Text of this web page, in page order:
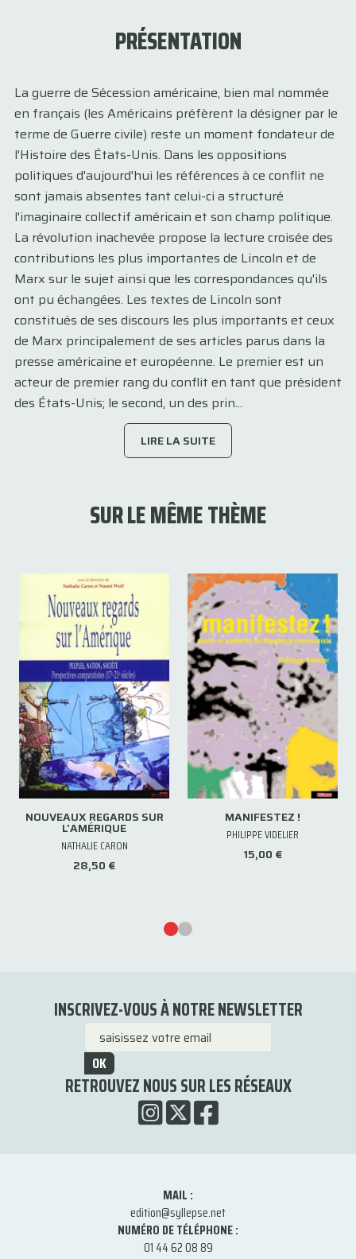
PRÉSENTATION
La guerre de Sécession américaine, bien mal nommée
en français (les Américains préfèrent la désigner par le
terme de Guerre civile) reste un moment fondateur de
l'Histoire des États-Unis. Dans les oppositions
politiques d'aujourd'hui les références à ce conflit ne
sont jamais absentes tant celui-ci a structuré
l'imaginaire collectif américain et son champ politique.
La révolution inachevée propose la lecture croisée des
contributions les plus importantes de Lincoln et de
Marx sur le sujet ainsi que les correspondances qu'ils
ont pu échangées. Les textes de Lincoln sont
constitués de ses discours les plus importants et ceux
de Marx principalement de ses articles parus dans la
presse américaine et européenne. Le premier est un
acteur de premier rang du conflit en tant que président
des États-Unis; le second, un des prin...
LIRE LA SUITE
SUR LE MÊME THÈME
NOUVEAUX REGARDS SUR
L'AMÉRIQUE
NATHALIE CARON
28,50 €
MANIFESTEZ !
PHILIPPE VIDELIER
15,00 €
INSCRIVEZ-VOUS À NOTRE NEWSLETTER
OK
RETROUVEZ NOUS SUR LES RÉSEAUX
MAIL :
edition@syllepse.net
NUMÉRO DE TÉLÉPHONE :
01 44 62 08 89